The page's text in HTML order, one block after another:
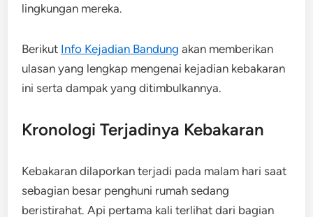
lingkungan mereka.
Berikut Info Kejadian Bandung akan memberikan
ulasan yang lengkap mengenai kejadian kebakaran
ini serta dampak yang ditimbulkannya.
Kronologi Terjadinya Kebakaran
Kebakaran dilaporkan terjadi pada malam hari saat
sebagian besar penghuni rumah sedang
beristirahat. Api pertama kali terlihat dari bagian